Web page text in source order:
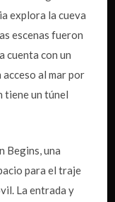
explora la cueva
escenas fueron
cuenta con un
al mar por
tiene un túnel
Begins, una
para el traje
La entrada y